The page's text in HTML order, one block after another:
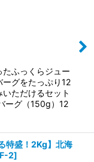
ふっくらジュー
グをたっぷり12
ただけるセット
ーグ（150g）12
特盛！2Kg】北海
2]